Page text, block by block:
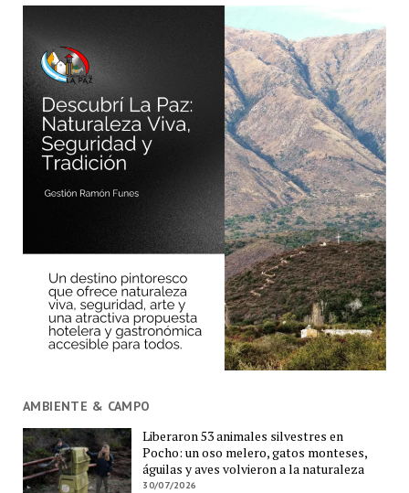
AMBIENTE & CAMPO
Liberaron 53 animales silvestres en
Pocho: un oso melero, gatos monteses,
águilas y aves volvieron a la naturaleza
30/07/2026